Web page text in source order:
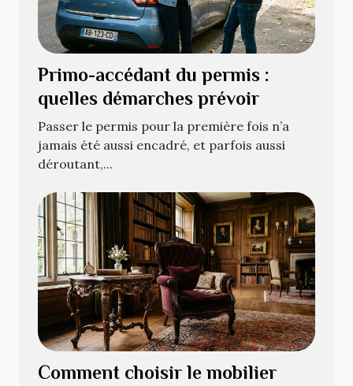
Primo-accédant du permis :
quelles démarches prévoir
Passer le permis pour la première fois n’a
jamais été aussi encadré, et parfois aussi
déroutant,...
Comment choisir le mobilier